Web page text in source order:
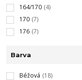
164/170 (4)
170 (7)
176 (7)
Barva
Béžová (18)